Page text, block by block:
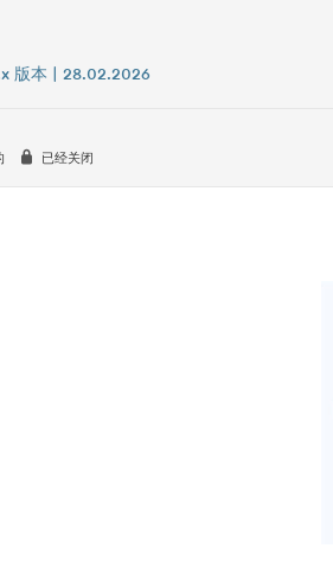
版本 | 28.02.2026
已经关闭